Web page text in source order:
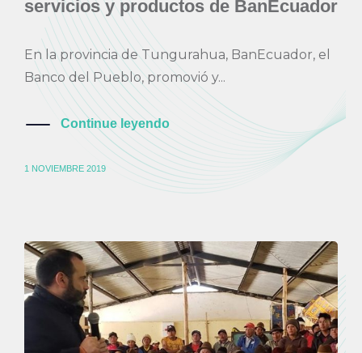
servicios y productos de BanEcuador
En la provincia de Tungurahua, BanEcuador, el
Banco del Pueblo, promovió y...
Continue leyendo
1 NOVIEMBRE 2019